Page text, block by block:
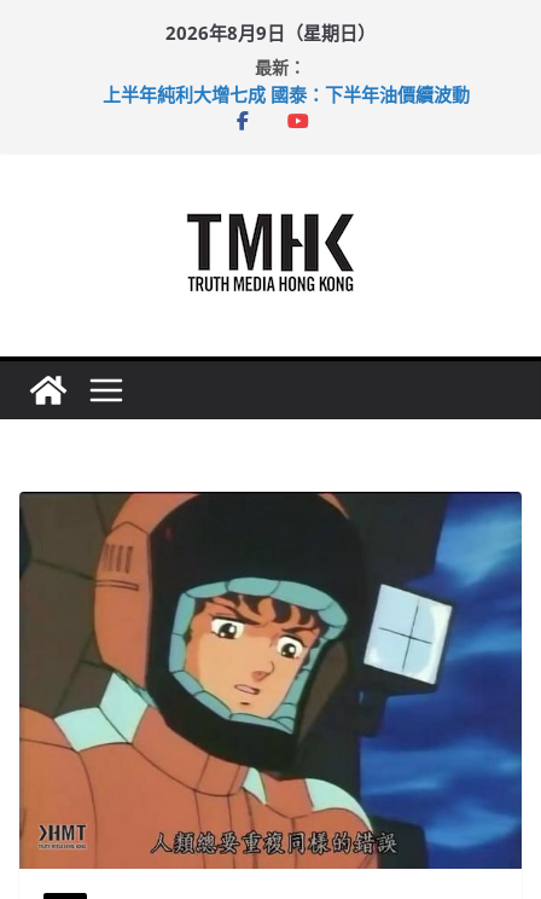
2026年8月9日（星期日）
最新：
上半年純利大增七成 國泰：下半年油價續波動
拜仁熱身賽挫維拉 啟德主場館奪錦標